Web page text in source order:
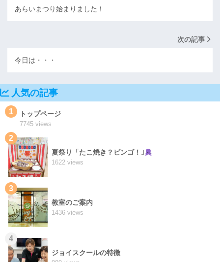
あらいまつり始まりました！
次の記事
今日は・・・
人気の記事
1 トップページ
7745 views
2
夏祭り「たこ焼き？ビンゴ！｣
1622 views
3
教室のご案内
1436 views
4
ジョイスクールの特徴